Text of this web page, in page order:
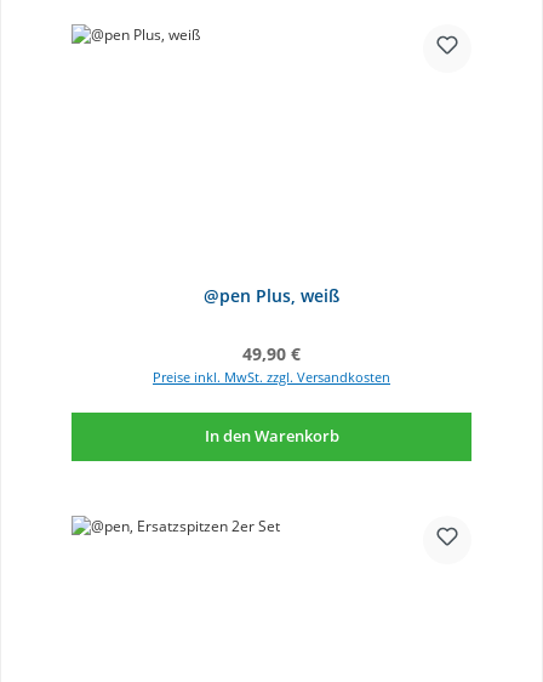
@pen Plus, weiß
Regulärer Preis:
49,90 €
Preise inkl. MwSt. zzgl. Versandkosten
In den Warenkorb